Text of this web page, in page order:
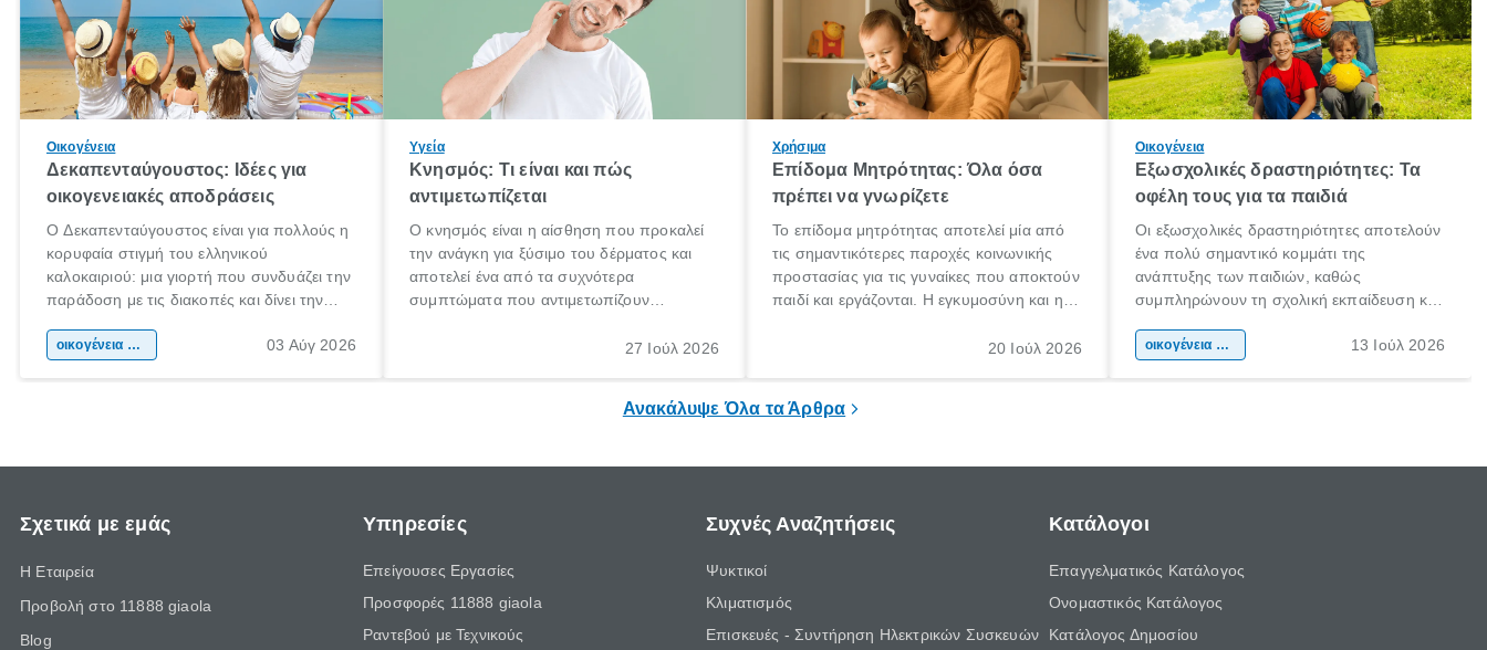
Οικογένεια
Δεκαπενταύγουστος: Ιδέες για
οικογενειακές αποδράσεις
Ο Δεκαπενταύγουστος είναι για πολλούς η
κορυφαία στιγμή του ελληνικού
καλοκαιριού: μια γιορτή που συνδυάζει την
παράδοση με τις διακοπές και δίνει την
χώρας. Είτε πρόκειται για λίγες μέρες
οικογένεια & παιδί 03 Αύγ 2026
Υγεία
Κνησμός: Τι είναι και πώς
αντιμετωπίζεται
Ο κνησμός είναι η αίσθηση που προκαλεί
την ανάγκη για ξύσιμο του δέρματος και
αποτελεί ένα από τα συχνότερα
συμπτώματα που αντιμετωπίζουν
πληροφορίες για το «κνησμός τι είναι»,
27 Ιούλ 2026
Χρήσιμα
Επίδομα Μητρότητας: Όλα όσα
πρέπει να γνωρίζετε
Το επίδομα μητρότητας αποτελεί μία από
τις σημαντικότερες παροχές κοινωνικής
προστασίας για τις γυναίκες που αποκτούν
παιδί και εργάζονται. Η εγκυμοσύνη και η
σημαντική περίοδος στη ζωή κάθε20 Ιούλ 2026
Οικογένεια
Εξωσχολικές δραστηριότητες: Τα
οφέλη τους για τα παιδιά
Οι εξωσχολικές δραστηριότητες αποτελούν
ένα πολύ σημαντικό κομμάτι της
ανάπτυξης των παιδιών, καθώς
συμπληρώνουν τη σχολική εκπαίδευση και
της προσωπικότητας, της κοινωνικότητας
οικογένεια & παιδί 13 Ιούλ 2026
Ανακάλυψε Όλα τα Άρθρα
Σχετικά με εμάς
Η Εταιρεία
Προβολή στο 11888 giaola
Blog
Υπηρεσίες
Επείγουσες Εργασίες
Προσφορές 11888 giaola
Ραντεβού με Τεχνικούς
Συχνές Αναζητήσεις
Ψυκτικοί
Κλιματισμός
Επισκευές - Συντήρηση Ηλεκτρικών Συσκευών
Κατάλογοι
Επαγγελματικός Κατάλογος
Ονομαστικός Κατάλογος
Κατάλογος Δημοσίου